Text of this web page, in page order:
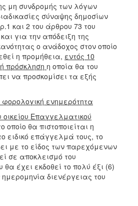
μη συνδρομής των λόγων
σύναψης δημοσίων
και 2 του άρθρου 73 του
για την απόδειξη της
ο ανάδοχος στον οποίο
η προμήθεια, εντός 10
πρόσκληση η οποία θα του
να προσκομίσει τα εξής
ενημερότητα
οικείου Επαγγελματικού
οποίο θα πιστοποιείται η
ειδικό επάγγελμά τους, το
με το είδος των παρεχόμενων
σε αποκλεισμό του
έχει εκδοθεί το πολύ έξι (6)
διενέργειας του